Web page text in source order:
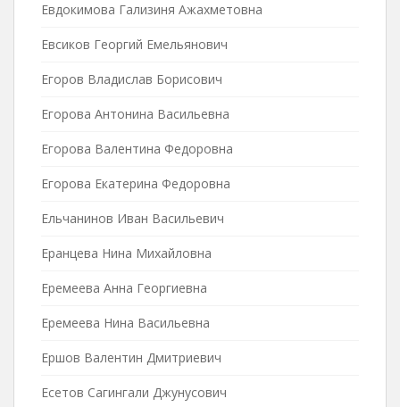
Евдокимова Гализиня Ажахметовна
Евсиков Георгий Емельянович
Егоров Владислав Борисович
Егорова Антонина Васильевна
Егорова Валентина Федоровна
Егорова Екатерина Федоровна
Ельчанинов Иван Васильевич
Еранцева Нина Михайловна
Еремеева Анна Георгиевна
Еремеева Нина Васильевна
Ершов Валентин Дмитриевич
Есетов Сагингали Джунусович